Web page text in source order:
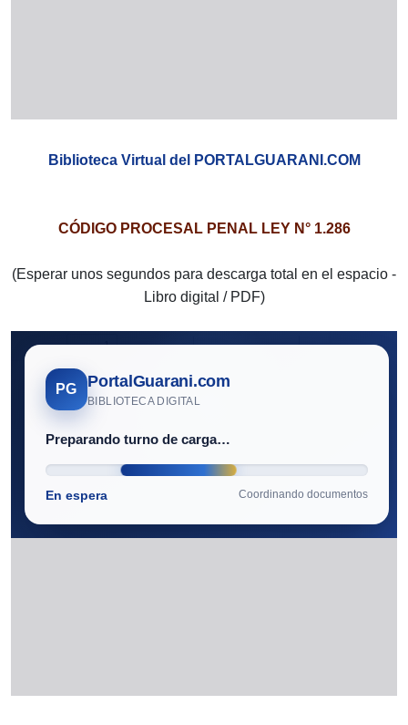
Biblioteca Virtual del PORTALGUARANI.COM
CÓDIGO PROCESAL PENAL LEY N° 1.286
(Esperar unos segundos para descarga total en el espacio -
Libro digital / PDF)